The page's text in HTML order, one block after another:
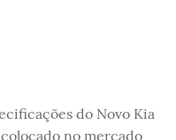
do Novo Kia
no mercado